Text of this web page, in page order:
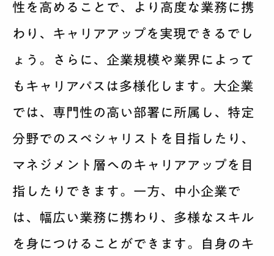
性を高めることで、より高度な業務に携
わり、キャリアアップを実現できるでし
ょう。さらに、企業規模や業界によって
もキャリアパスは多様化します。大企業
では、専門性の高い部署に所属し、特定
分野でのスペシャリストを目指したり、
マネジメント層へのキャリアアップを目
指したりできます。一方、中小企業で
は、幅広い業務に携わり、多様なスキル
を身につけることができます。自身のキ